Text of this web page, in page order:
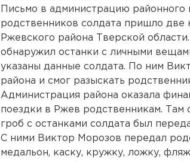
Письмо в администрацию районного
родственников солдата пришло две
Ржевского района Тверской
обнаружил останки с личными
указаны данные солдата. По ним
района и смог разыскать
Администрация района оказала
поездки в Ржев родственникам. Там
гроб с останками солдата был
С ними Виктор Морозов передал
медальон, каску, кружку, ложку,